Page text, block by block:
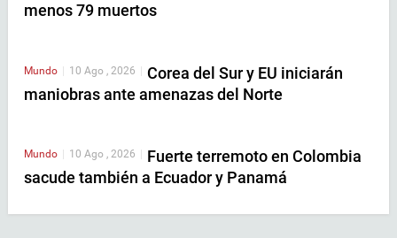
menos 79 muertos
Mundo | 10 Ago , 2026 | Corea del Sur y EU iniciarán
maniobras ante amenazas del Norte
Mundo 10 Ago , 2026
Fuerte terremoto en Colombia
sacude también a Ecuador y Panamá